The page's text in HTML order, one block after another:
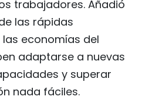
trabajadores. Añadió
las rápidas
economías del
adaptarse a nuevas
y superar
nada fáciles.